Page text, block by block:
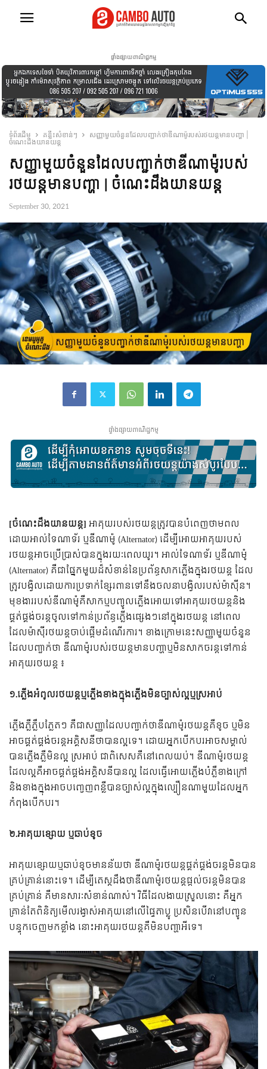
ផ្ទាំងផ្សាយពាណិជ្ជកម្ម
ទំព័រដើម គន្លឹះសំខាន់ៗ
សញ្ញាមួយចំនួនដែលបញ្ជាក់ថាឌីណាម៉ូរបស់រថយន្តមានបញ្ហា |
ចំណេះដឹងយានយន្ត
សញ្ញាមួយចំនួនដែលបញ្ជាក់ថាឌីណាម៉ូរបស់
រថយន្តមានបញ្ហា | ចំណេះដឹងយានយន្ត
September 30, 2021
ផ្ទាំងផ្សាយពាណិជ្ជកម្ម
[​ចំណេះដឹងយានយន្ត] អាគុយរបស់រថយន្តត្រូវបានបំពេញថាមពល
ដោយអាល់ទែណាទ័រ ឬឌីណាម៉ូ (Alternator) ដើម្បីអោយអាគុយរបស់
រថយន្តអាចប្រើប្រាស់បានក្នុងរយៈពេលយូរ។ អាល់ទែណាទ័រ ឬឌីណាម៉ូ
(Alternator) គឺជាផ្នែកមួយដ៏សំខាន់នៃប្រព័ន្ធសាកភ្លើងក្នុងរថយន្ត ដែល
ត្រូវបង្វិលដោយការប្រទាក់ខ្សែរពានទៅនឹងចលនាបង្វិលរបស់ម៉ាស៊ីន។
មុខងាររបស់ឌីណាម៉ូគឺសាកឬបញ្ចូលភ្លើងអោយទៅអាគុយរថយន្តនិង
ផ្គត់ផ្គង់ចរន្តចូលទៅកាន់ប្រព័ន្ធភ្លើងផ្សេងៗនៅក្នុងរថយន្ត នៅពេល
ដែលម៉ាស៊ីរថយន្តចាប់ផ្តើមដំណើរការ។ ខាងក្រោមនេះសញ្ញាមួយចំនួន
ដែលបញ្ជាក់ថា ឌីណាម៉ូរបស់រថយន្តមានបញ្ហាឬមិនសាកចរន្តទៅកាន់
អាគុយរថយន្ត ៖
១.ភ្លើងអំពូលរថយន្តឬភ្លើងខាងក្នុងភ្លើងមិនច្បាស់ល្អឬស្រអាប់
ភ្លើងភ្លឺភ្លឹបភ្លែតៗ​​ គឺជាសញ្ញាដែលបញ្ជាក់ថាឌីណាម៉ូរថយន្តគឺខូច ឬមិន
អាចផ្គត់ផ្គង់ចរន្តអគ្គិសនីថាបានល្អទេ។ ដោយអ្នកបើកបរអាចសម្គាល់
បានភ្លើងភ្លឺមិនល្អ ស្រអាប់ ជាពិសេសគឺនៅពេលយប់។ ឌីណាម៉ូរថយន្ត
ដែលល្អគឺអាចផ្គត់ផ្គង់អគ្គិសនីបានល្អ ដែលធ្វើអោយភ្លើងបំភ្លឺខាងក្រៅ
និងខាងក្នុងអាចបញ្ចេញពន្លឺបានច្បាស់ល្អក្នុងល្បឿនណាមួយដែលអ្នក
កំពុងបើកបរ។
២.អាគុយខ្សោយ ឬឆាប់ខូច
អាគុយខ្សោយឬឆាប់ខូចមានន័យថា ឌីណាម៉ូរថយន្តផ្គត់ផ្គង់ចរន្តមិនបាន
គ្រប់គ្រាន់នោះទេ។ ដើម្បីតេស្តដឹងថាឌីណាម៉ូរថយន្តផ្តល់ចរន្តមិនបាន
គ្រប់គ្រាន់ គឺមានសារៈសំខាន់ណាស់។ វិធីដែលងាយស្រួលនោះ គឺអ្នក
គ្រាន់តែពិនិត្យមើលរង្វាស់អាគុយនៅលើផ្ទៃតាប្លូ ប្រសិនបើវានៅបញ្ចូន
បន្ទុកចេញមកខ្លាំង នោះអាគុយរថយន្តគឺមិនបញ្ហាអីទេ។